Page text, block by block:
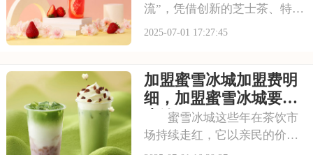
流”，凭借创新的芝士茶、特色
果茶，还有时尚的门店设计，
多少钱？需要满足哪些条件？
以下是喜茶奶茶店加盟的要
求，加盟喜茶需要
2025-07-01 17:27:45
加盟蜜雪冰城加盟费明
细，加盟蜜雪冰城要多
少钱
蜜雪冰城这些年在茶饮市
场持续走红，它以亲民的价格
和丰富的产品线，覆盖了广泛